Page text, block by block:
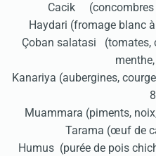
Cacik (concombres
Haydari (fromage blanc
Çoban salatasi (tomates,
Kanariya (aubergines,
Muammara (piments,
Tarama (œuf de
Humus (purée de pois